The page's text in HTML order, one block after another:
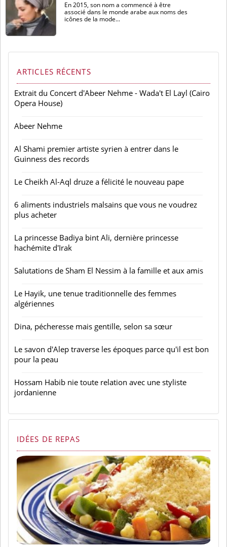
En 2015, son nom a commencé à être
associé dans le monde arabe aux noms des
icônes de la mode...
ARTICLES RÉCENTS
Extrait du Concert d'Abeer Nehme - Wada't El Layl (Cairo
Opera House)
Abeer Nehme
Al Shami premier artiste syrien à entrer dans le
Guinness des records
Le Cheikh Al-Aql druze a félicité le nouveau pape
6 aliments industriels malsains que vous ne voudrez
plus acheter
La princesse Badiya bint Ali, dernière princesse
hachémite d'Irak
Salutations de Sham El Nessim à la famille et aux amis
Le Hayik, une tenue traditionnelle des femmes
algériennes
Dina, pécheresse mais gentille, selon sa sœur
Le savon d'Alep traverse les époques parce qu'il est bon
pour la peau
Hossam Habib nie toute relation avec une styliste
jordanienne
IDÉES DE REPAS